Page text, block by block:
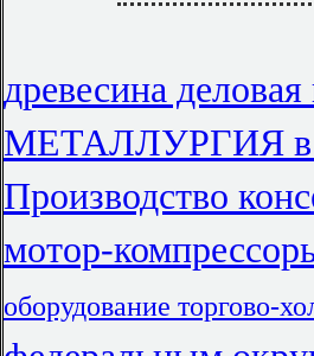
древесина
МЕТАЛЛУРГИЯ в
Производство
мотор-
оборудование торгово-